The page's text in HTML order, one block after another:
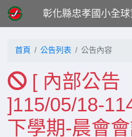
彰化縣忠孝國小全球
首頁 公告列表 公告內容
[ 內部公告
]115/05/18-
下學期-晨會